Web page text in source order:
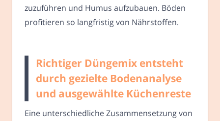
zuzuführen und Humus aufzubauen. Böden
profitieren so langfristig von Nährstoffen.
Richtiger Düngemix entsteht
durch gezielte Bodenanalyse
und ausgewählte Küchenreste
Eine unterschiedliche Zusammensetzung von